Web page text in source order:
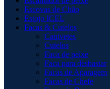
Escovas de Chão
Estojo ICEL
Facas & Cutelos
Canivetes
Cutelos
Faca de peixe
Faca para desbastar
Facas de Aparagem
Facas de Chefe